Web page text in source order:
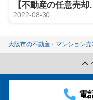
【不動産の任意
2022-08-30
大阪市の不動産・マンション
電